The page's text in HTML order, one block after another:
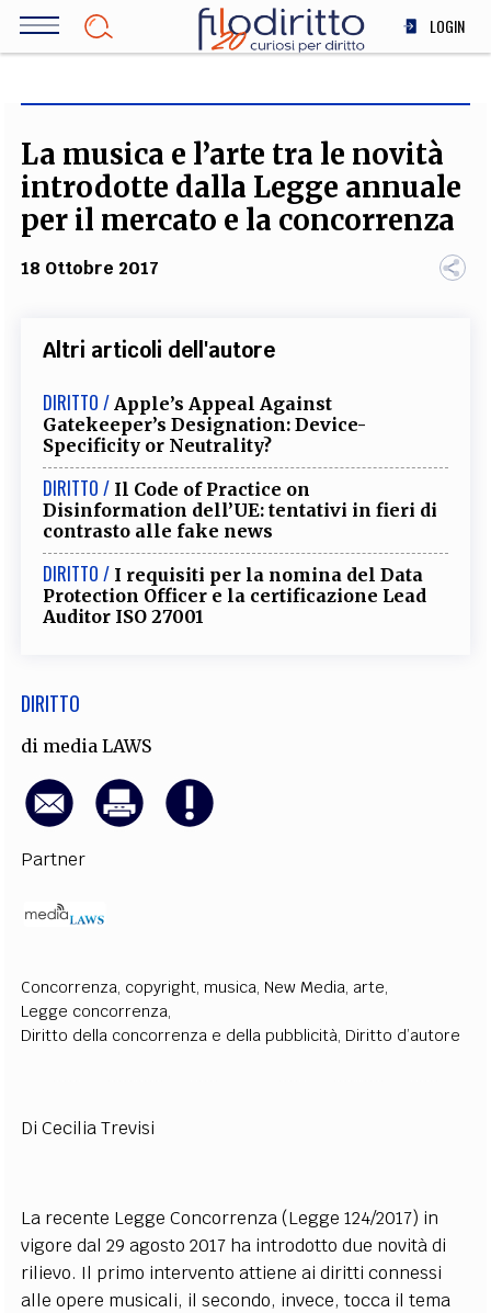
Salta
LOGIN
SOCIETÀ
MEDICINA
SCIENZA
TEAM
FILODIRITTO REDAZIONE COMITATO SCIENTIFICO AUTORI
FOTOGRAFI PARTNER COLLABORA CON NOI
EXTRA
CODICI RUBRICHE LIBRI PROCEEDINGS PUBBLICITÀ CONTATTI
SOCIAL MEDIA
La musica e l’arte tra le novità
introdotte dalla Legge annuale
per il mercato e la concorrenza
18 Ottobre 2017
Altri articoli dell'autore
DIRITTO / Apple’s Appeal Against
Gatekeeper’s Designation: Device-
Specificity or Neutrality?
DIRITTO / Il Code of Practice on
Disinformation dell’UE: tentativi in fieri di
contrasto alle fake news
DIRITTO / I requisiti per la nomina del Data
Protection Officer e la certificazione Lead
Auditor ISO 27001
DIRITTO
di media LAWS
Partner
Concorrenza, copyright, musica, New Media, arte,
Legge concorrenza,
Diritto della concorrenza e della pubblicità, Diritto d’autore
Di Cecilia Trevisi
La recente Legge Concorrenza (Legge 124/2017) in
vigore dal 29 agosto 2017 ha introdotto due novità di
rilievo. Il primo intervento attiene ai diritti connessi
alle opere musicali, il secondo, invece, tocca il tema